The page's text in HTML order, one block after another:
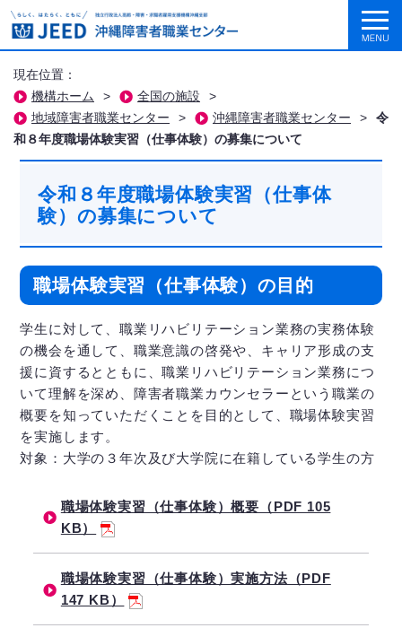
現在位置：
機構ホーム
> 全国の施設
>
地域障害者職業センター
> 沖縄障害者職業センター >
令
和８年度職場体験実習（仕事体験）の募集について
令和８年度職場体験実習（仕事体
験）の募集について
職場体験実習（仕事体験）の目的
学生に対して、職業リハビリテーション業務の実務体験
の機会を通して、職業意識の啓発や、キャリア形成の支
援に資するとともに、職業リハビリテーション業務につ
いて理解を深め、障害者職業カウンセラーという職業の
概要を知っていただくことを目的として、職場体験実習
を実施します。
対象：大学の３年次及び大学院に在籍している学生の方
職場体験実習（仕事体験）概要（PDF 105
KB）
職場体験実習（仕事体験）実施方法（PDF
147 KB）